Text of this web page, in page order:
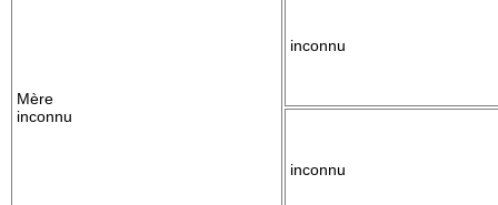
Mère
inconnu
inconnu
inconnu